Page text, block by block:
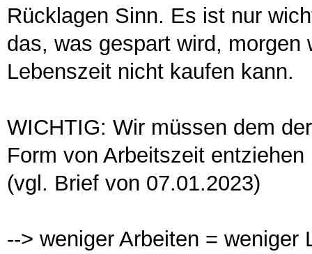
Rücklagen Sinn. Es ist nur
das, was gespart wird,
Lebenszeit nicht kaufen kann.
WICHTIG: Wir müssen dem
Form von Arbeitszeit
(vgl. Brief von 07.01.2023)
--> weniger Arbeiten =